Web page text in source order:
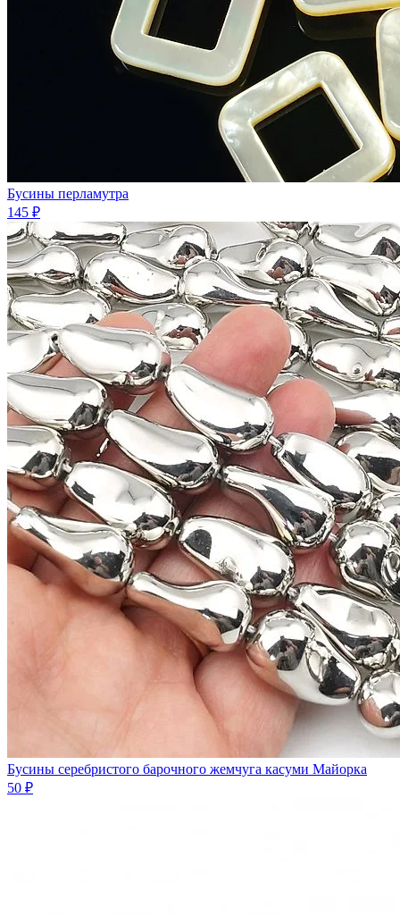
Бусины перламутра
145 ₽
Бусины серебристого барочного жемчуга касуми Майорка
50 ₽